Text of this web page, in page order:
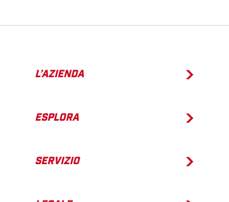
L’AZIENDA
ESPLORA
SERVIZIO